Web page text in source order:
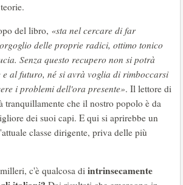
del libro, «sta nel cercare di far
delle proprie radici, ottimo tonico
Senza questo recupero non si potrà
e al futuro, né si avrà voglia di rimboccarsi
i problemi dell'ora presente». Il lettore di
tranquillamente che il nostro popolo è da
dei suoi capi. E qui si aprirebbe un
classe dirigente, priva delle più
c'è qualcosa di intrinsecamente